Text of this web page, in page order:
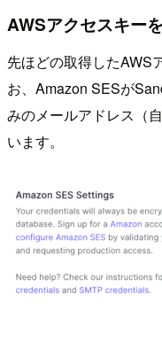
AWSアクセスキー
先ほどの取得したAWS
お、Amazon SESが
みのメールアドレス（
います。